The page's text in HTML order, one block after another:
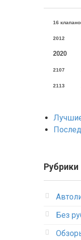
16
2012
2020
2107
2113
Рубрики
Без